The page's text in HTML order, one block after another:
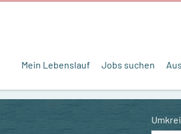
Mein Lebenslauf Jobs suchen